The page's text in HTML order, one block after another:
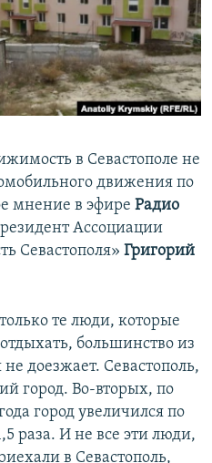
в Севастополе не
движения по
мнение в эфире Радио
Ассоциации
Севастополя» Григорий
те люди, которые
большинство из
доезжает. Севастополь,
город. Во-вторых, по
город увеличился по
раза. И не все эти люди,
в Севастополь,